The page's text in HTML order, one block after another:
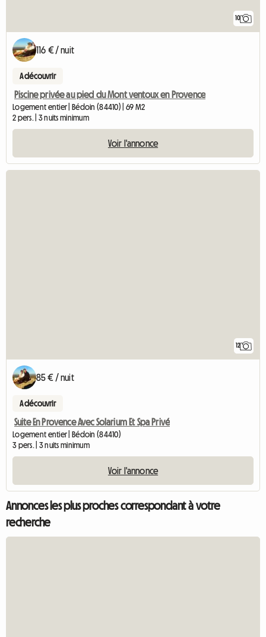
10
116 € / nuit
A découvrir
Piscine privée au pied du Mont ventoux en Provence
Logement entier | Bédoin (84410) | 69 M2
2 pers. | 3 nuits minimum
Voir l'annonce
12
85 € / nuit
A découvrir
Suite En Provence Avec Solarium Et Spa Privé
Logement entier | Bédoin (84410)
3 pers. | 3 nuits minimum
Voir l'annonce
Annonces les plus proches correspondant à votre
recherche